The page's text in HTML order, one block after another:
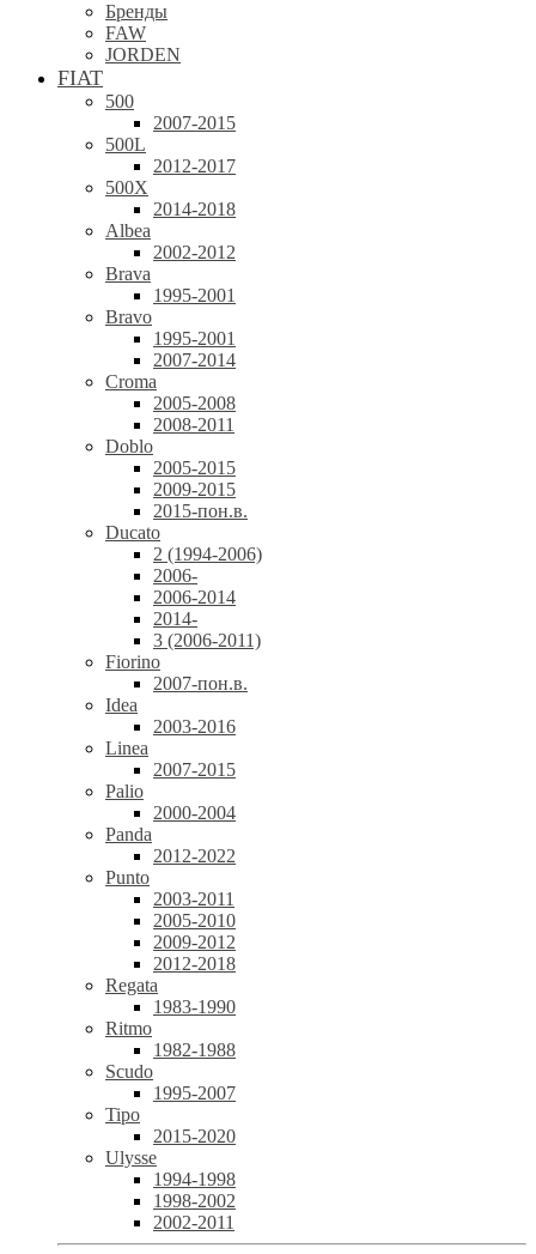
Бренды
FAW
JORDEN
FIAT
500
2007-2015
500L
2012-2017
500X
2014-2018
Albea
2002-2012
Brava
1995-2001
Bravo
1995-2001
2007-2014
Croma
2005-2008
2008-2011
Doblo
2005-2015
2009-2015
2015-пон.в.
Ducato
2 (1994-2006)
2006-
2006-2014
2014-
3 (2006-2011)
Fiorino
2007-пон.в.
Idea
2003-2016
Linea
2007-2015
Palio
2000-2004
Panda
2012-2022
Punto
2003-2011
2005-2010
2009-2012
2012-2018
Regata
1983-1990
Ritmo
1982-1988
Scudo
1995-2007
Tipo
2015-2020
Ulysse
1994-1998
1998-2002
2002-2011